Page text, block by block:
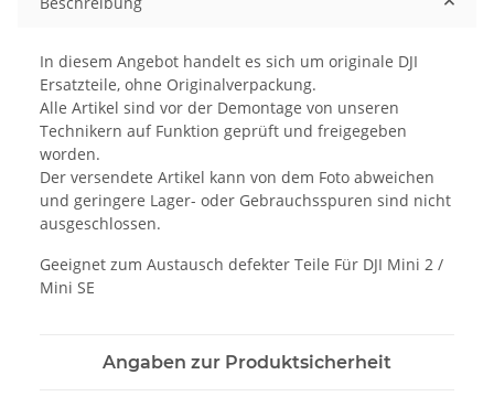
In diesem Angebot handelt es sich um originale DJI
Ersatzteile, ohne Originalverpackung.
Alle Artikel sind vor der Demontage von unseren
Technikern auf Funktion geprüft und freigegeben
worden.
Der versendete Artikel kann von dem Foto abweichen
und geringere Lager- oder Gebrauchsspuren sind nicht
ausgeschlossen.
Geeignet zum Austausch defekter Teile Für DJI Mini 2 /
Mini SE
Angaben zur Produktsicherheit